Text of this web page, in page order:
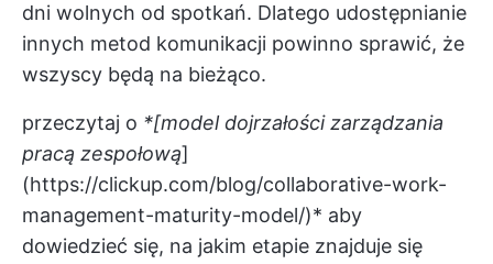
dni wolnych od spotkań. Dlatego udostępnianie
innych metod komunikacji powinno sprawić, że
wszyscy będą na bieżąco.
przeczytaj o *[model dojrzałości zarządzania
pracą zespołową]
(https://clickup.com/blog/collaborative-work-
management-maturity-model/)* aby
dowiedzieć się, na jakim etapie znajduje się